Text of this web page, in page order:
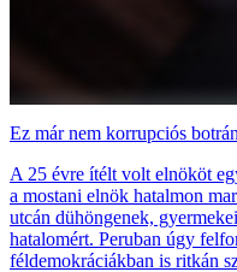
Ez már nem korrupciós
A 25 évre ítélt volt elnököt
a mostani elnök hatalmon
utcán dühöngenek,
hatalomért. Peruban úgy
féldemokráciákban is ritkán